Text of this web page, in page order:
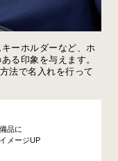
ーホルダーなど、ホ
る印象を与えます。
法で名入れを行って
品に
メージUP